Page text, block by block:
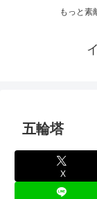
もっと素
五輪塔
X